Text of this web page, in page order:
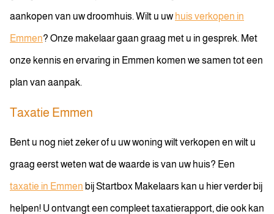
aankopen van uw droomhuis. Wilt u uw huis verkopen in
Emmen? Onze makelaar gaan graag met u in gesprek. Met
onze kennis en ervaring in Emmen komen we samen tot een
plan van aanpak.
Taxatie Emmen
Bent u nog niet zeker of u uw woning wilt verkopen en wilt u
graag eerst weten wat de waarde is van uw huis? Een
taxatie in Emmen bij Startbox Makelaars kan u hier verder bij
helpen! U ontvangt een compleet taxatierapport, die ook kan